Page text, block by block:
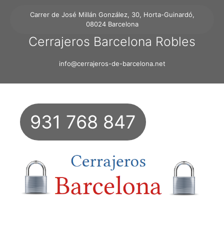
Carrer de José Millán González, 30, Horta-Guinardó,
08024 Barcelona
Cerrajeros Barcelona Robles
info@cerrajeros-de-barcelona.net
931 768 847